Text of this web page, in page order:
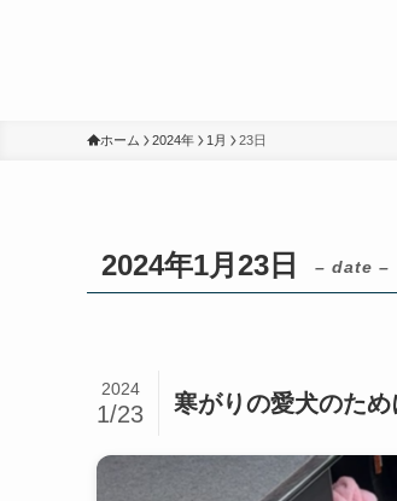
ホーム 2024年 1月 23日
2024年1月23日 – date –
寒がりの愛犬のた
2024
1/23